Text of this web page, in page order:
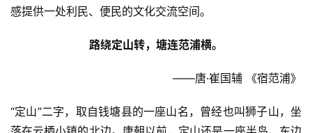
感提供一处利民、便民的文化交流空间。
路绕定山转，塘连范浦横。
——唐·崔国辅 《宿范浦》
“定山”二字，取自钱塘县的一座山名，曾经也叫狮子山，坐